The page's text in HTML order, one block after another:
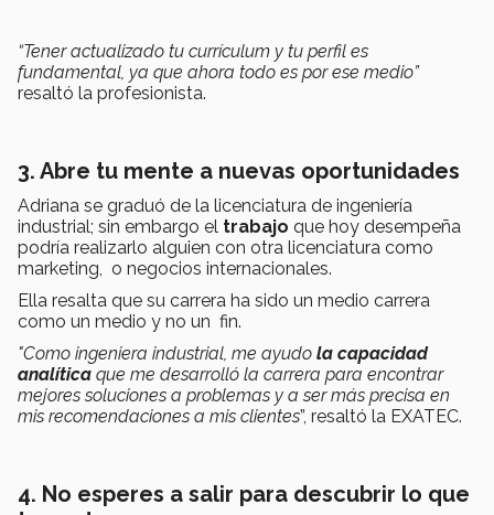
“Tener actualizado tu currículum y tu perfil es
fundamental, ya que ahora todo es por ese medio”
resaltó la profesionista.
3. Abre tu mente a nuevas oportunidades
Adriana se graduó de la licenciatura de ingeniería
industrial; sin embargo el trabajo que hoy desempeña
podría realizarlo alguien con otra licenciatura como
marketing, o negocios internacionales.
Ella resalta que su carrera ha sido un medio carrera
como un medio y no un fin.
"Como ingeniera industrial, me ayudo la capacidad
analítica que me desarrolló la carrera para encontrar
mejores soluciones a problemas y a ser más precisa en
mis recomendaciones a mis clientes”, resaltó la EXATEC.
4. No esperes a salir para descubrir lo que